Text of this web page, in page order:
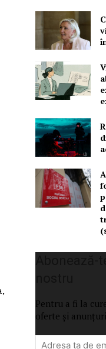
Pentru a fi la
oferte și